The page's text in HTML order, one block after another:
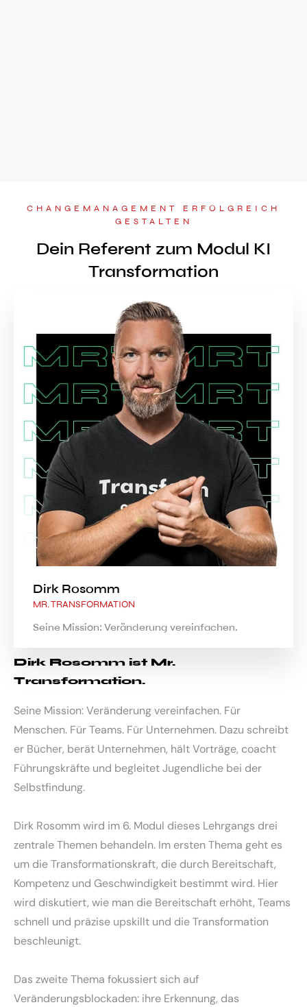
CHANGEMANAGEMENT ERFOLGREICH
GESTALTEN
Dein Referent zum Modul KI
Transformation
Dirk Rosomm
MR. TRANSFORMATION
Seine Mission: Veränderung verein­fachen.
Dirk Rosomm ist Mr.
Transformation.
Seine Mission: Veränderung vereinfachen. Für
Menschen. Für Teams. Für Unternehmen. Dazu schreibt
er Bücher, berät Unternehmen, hält Vor­träge, coacht
Führungskräfte und begleitet Jugendliche bei der
Selbstfindung.
Dirk Rosomm wird im 6. Modul dieses Lehrgangs drei
zentrale Themen behandeln. Im ersten Thema geht es
um die Transformationskraft, die durch Bereitschaft,
Kompetenz und Geschwindigkeit bestimmt wird. Hier
wird diskutiert, wie man die Bereitschaft erhöht, Teams
schnell und präzise upskillt und die Transformation
beschleunigt.
Das zweite Thema fokussiert sich auf
Veränderungsblockaden: ihre Erkennung, das